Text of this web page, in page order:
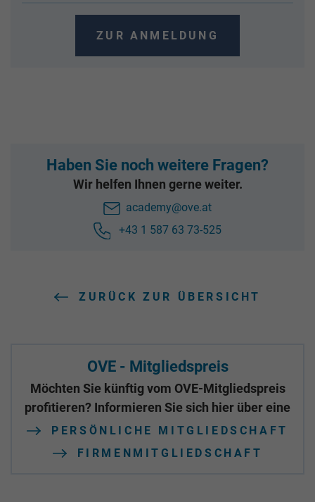
ZUR ANMELDUNG
Haben Sie noch weitere Fragen?
Wir helfen Ihnen gerne weiter.
academy@ove.at
+43 1 587 63 73-525
ZURÜCK ZUR ÜBERSICHT
OVE - Mitgliedspreis
Möchten Sie künftig vom OVE-Mitgliedspreis
profitieren? Informieren Sie sich hier über eine
PERSÖNLICHE MITGLIEDSCHAFT
FIRMENMITGLIEDSCHAFT